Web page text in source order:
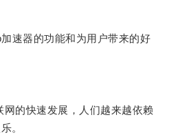
器的功能和为用户带来的好
的快速发展，人们越来越依赖
。